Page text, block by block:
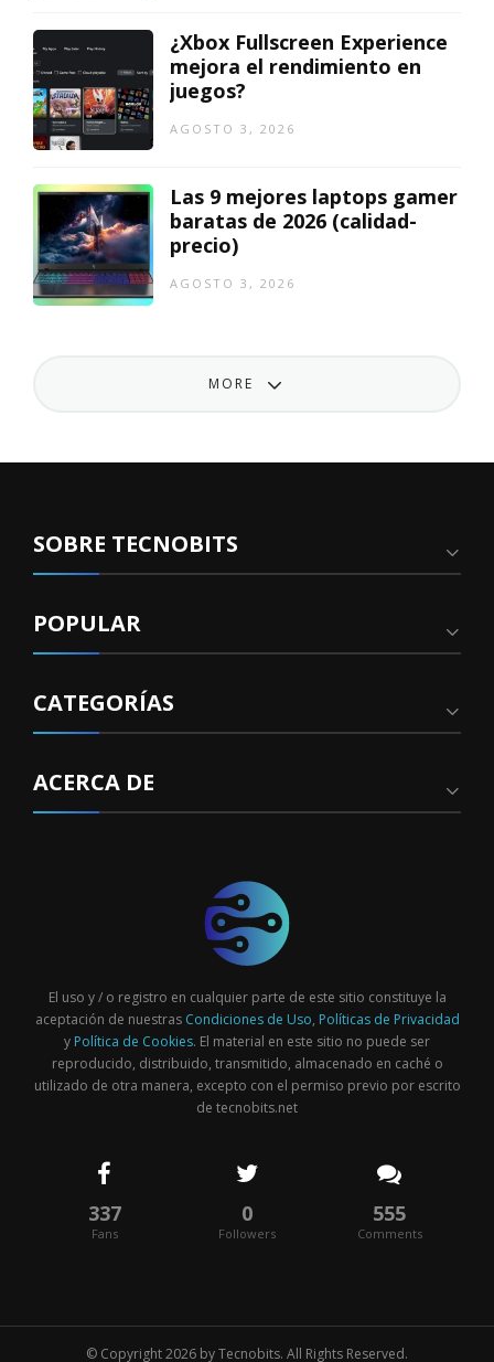
¿Xbox Fullscreen Experience
mejora el rendimiento en
juegos?
AGOSTO 3, 2026
Las 9 mejores laptops gamer
baratas de 2026 (calidad-
precio)
AGOSTO 3, 2026
MORE
SOBRE TECNOBITS
POPULAR
CATEGORÍAS
ACERCA DE
El uso y / o registro en cualquier parte de este sitio constituye la
aceptación de nuestras Condiciones de Uso, Políticas de Privacidad
y Política de Cookies. El material en este sitio no puede ser
reproducido, distribuido, transmitido, almacenado en caché o
utilizado de otra manera, excepto con el permiso previo por escrito
de tecnobits.net
337
Fans
0
Followers
555
Comments
© Copyright 2026 byTecnobits. All Rights Reserved.